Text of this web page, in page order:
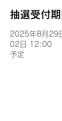
抽選受付期
2025年8月29
02日 12:00
予定